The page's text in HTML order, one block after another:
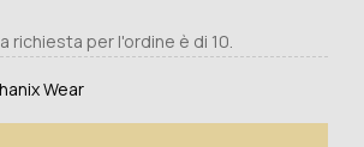
richiesta per l'ordine è di 10.
Wear